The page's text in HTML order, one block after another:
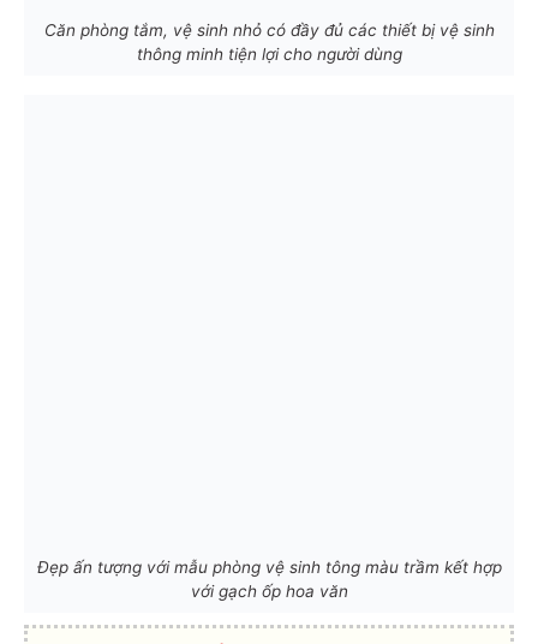
Căn phòng tắm, vệ sinh nhỏ có đầy đủ các thiết bị vệ sinh
thông minh tiện lợi cho người dùng
Đẹp ấn tượng với mẫu phòng vệ sinh tông màu trầm kết hợp
với gạch ốp hoa văn